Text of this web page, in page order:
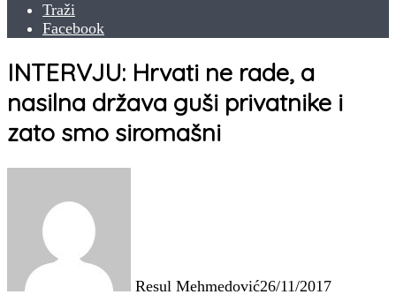
Traži
Facebook
INTERVJU: Hrvati ne rade, a
nasilna država guši privatnike i
zato smo siromašni
Resul Mehmedović26/11/2017